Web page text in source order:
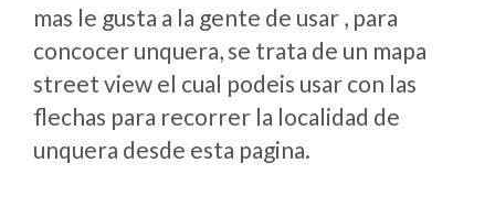
mas le gusta a la gente de usar , para
concocer unquera, se trata de un mapa
street view el cual podeis usar con las
flechas para recorrer la localidad de
unquera desde esta pagina.